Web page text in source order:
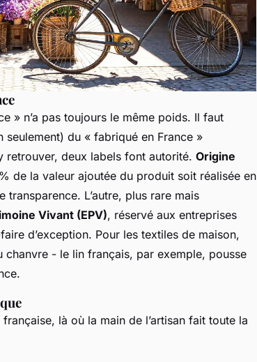
» n’a pas toujours le même poids. Il faut
du « fabriqué en France »
retrouver, deux labels font autorité. Origine
de la valeur ajoutée du produit soit réalisée en
transparence. L’autre, plus rare mais
Vivant (EPV), réservé aux entreprises
d’exception. Pour les textiles de maison,
- le lin français, par exemple, pousse
là où la main de l’artisan fait toute la